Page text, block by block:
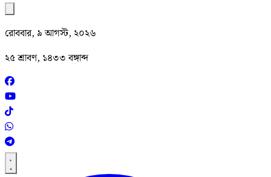
রোববার, ৯ আগস্ট, ২০২৬
২৫ শ্রাবণ, ১৪৩৩ বঙ্গাব্দ